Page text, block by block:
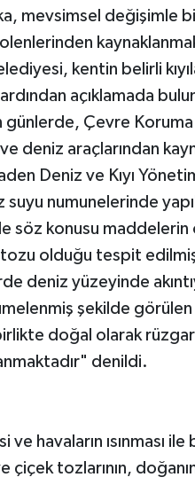
mevsimsel değişimle
kentin belirli
açıklamada
günlerde, Çevre
deniz araçlarından
Deniz ve Kıyı
suyu numunelerinde
söz konusu maddelerin
tozu olduğu tespit
deniz yüzeyinde
şekilde görülen
doğal olarak
denildi.
ve havaların ısınması
çiçek tozlarının,